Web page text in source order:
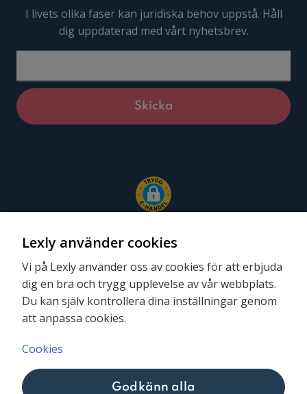
I livets olika faser kan juridiska behov uppstå. Håll
dig uppdaterad med vårt nyhetsbrev.
Följ oss
Lexly använder cookies
Vi på Lexly använder oss av cookies för att erbjuda
dig en bra och trygg upplevelse av vår webbplats.
Du kan själv kontrollera dina inställningar genom
att anpassa cookies.
Cookies
Godkänn alla